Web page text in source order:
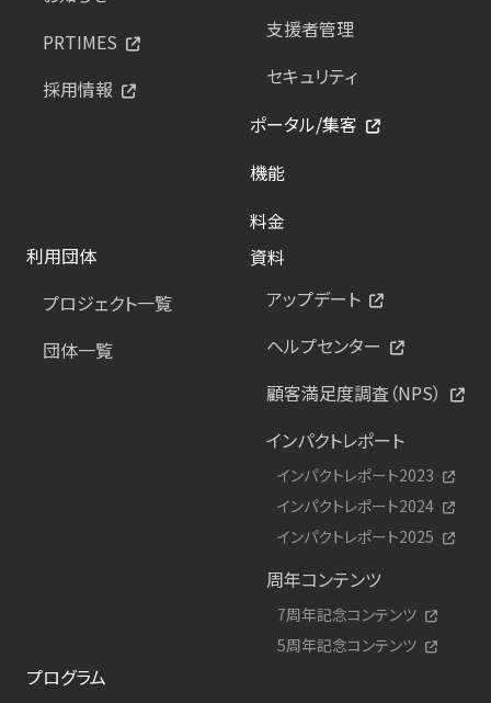
PRTIMES
採用情報
支援者管理
セキュリティ
ポータル/集客
機能
料金
利用団体
プロジェクト一覧
団体一覧
資料
アップデート
ヘルプセンター
顧客満足度調査（NPS）
インパクトレポート
インパクトレポート2023
インパクトレポート2024
インパクトレポート2025
周年コンテンツ
7周年記念コンテンツ
5周年記念コンテンツ
プログラム